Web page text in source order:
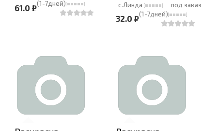
(1-7дней)
61.0 ₽ с.Линда
под заказ
(1-7дней)
32.0 ₽